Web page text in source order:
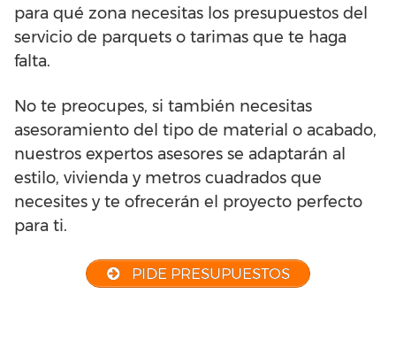
para qué zona necesitas los presupuestos del
servicio de parquets o tarimas que te haga
falta.
No te preocupes, si también necesitas
asesoramiento del tipo de material o acabado,
nuestros expertos asesores se adaptarán al
estilo, vivienda y metros cuadrados que
necesites y te ofrecerán el proyecto perfecto
para ti.
PIDE PRESUPUESTOS